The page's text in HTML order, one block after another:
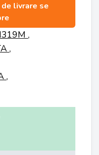
livrare se
,
,
,